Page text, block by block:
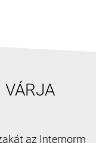
VÁRJA
az Internorm